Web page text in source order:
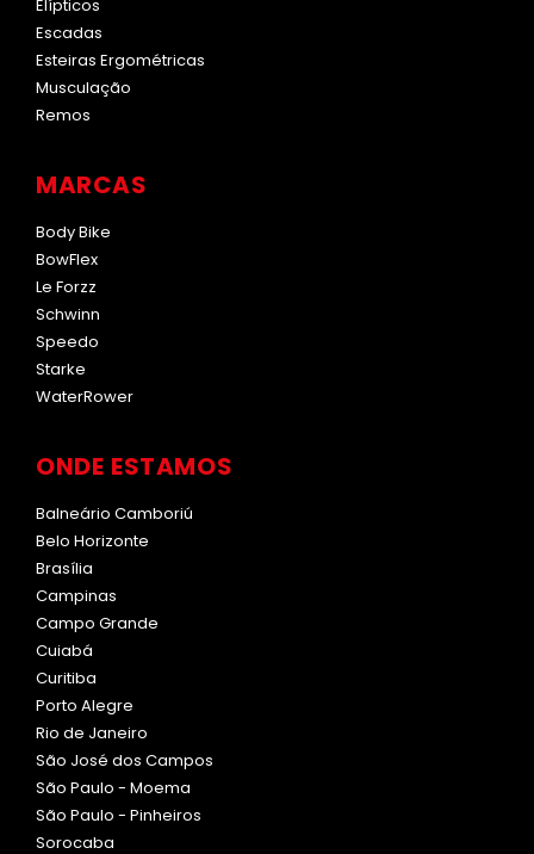
Elípticos
Escadas
Esteiras Ergométricas
Musculação
Remos
MARCAS
Body Bike
BowFlex
Le Forzz
Schwinn
Speedo
Starke
WaterRower
ONDE ESTAMOS
Balneário Camboriú
Belo Horizonte
Brasília
Campinas
Campo Grande
Cuiabá
Curitiba
Porto Alegre
Rio de Janeiro
São José dos Campos
São Paulo - Moema
São Paulo - Pinheiros
Sorocaba